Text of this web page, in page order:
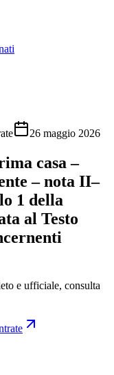
26 maggio 2026
casa –
– nota II–
1 della
al Testo
e ufficiale, consulta